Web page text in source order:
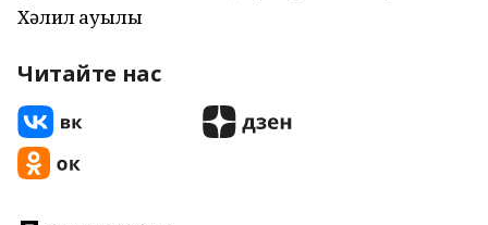
Хәлил ауылы
Читайте нас